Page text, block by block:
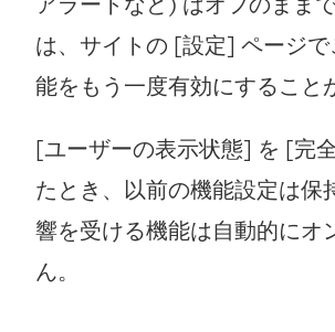
は、サイトの [設定] ページで
能をもう一度有効にすること
[ユーザーの表示状態] を [完
たとき、以前の機能設定は保
響を受ける機能は自動的にオ
ん。